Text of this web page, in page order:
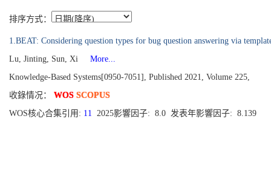
排序方式：
1.BEAT: Considering question types for bug question answering via
Lu, Jinting, Sun, Xi
More...
Knowledge-Based Systems[0950-7051], Published 2021, Volume 225,
收錄情况： WOS SCOPUS
WOS核心合集引用: 11 2025影響因子: 8.0 发表年影響因子: 8.139